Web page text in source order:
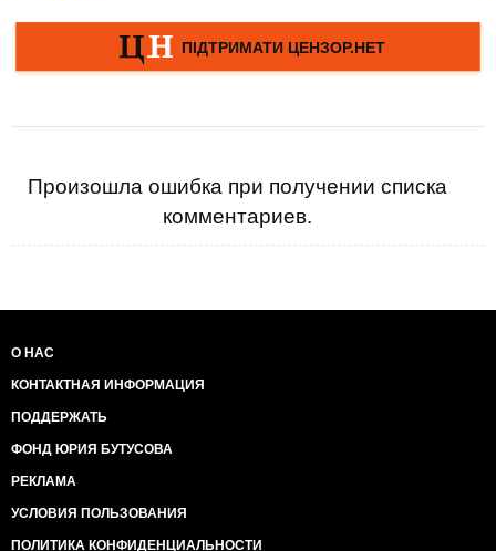
Произошла ошибка при получении списка
комментариев.
О НАС
КОНТАКТНАЯ ИНФОРМАЦИЯ
ПОДДЕРЖАТЬ
ФОНД ЮРИЯ БУТУСОВА
РЕКЛАМА
УСЛОВИЯ ПОЛЬЗОВАНИЯ
ПОЛИТИКА КОНФИДЕНЦИАЛЬНОСТИ